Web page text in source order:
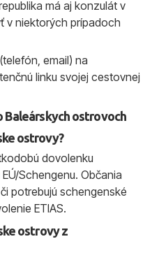
má aj konzulát v
v niektorých prípadoch
email) na
linku svojej cestovnej
Baleárskych ostrovoch
ostrovy?
dovolenku
Schengenu. Občania
potrebujú schengenské
ETIAS.
ostrovy z